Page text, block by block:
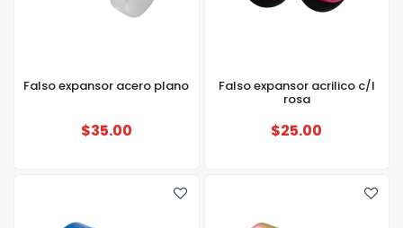
Falso expansor acero plano
$35.00
Falso expansor acrilico c/l
rosa
$25.00